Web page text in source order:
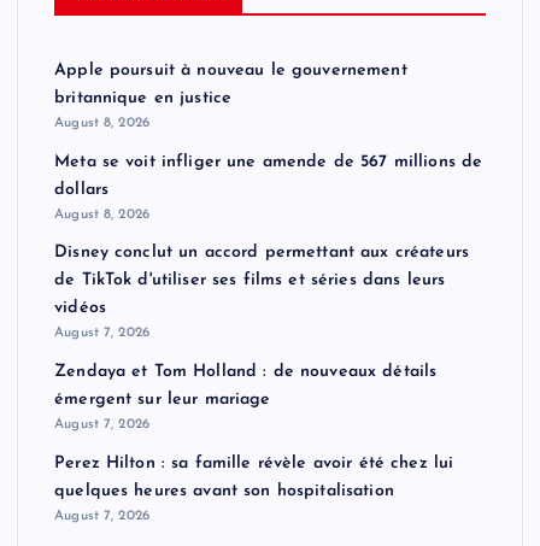
Apple poursuit à nouveau le gouvernement
britannique en justice
August 8, 2026
Meta se voit infliger une amende de 567 millions de
dollars
August 8, 2026
Disney conclut un accord permettant aux créateurs
de TikTok d'utiliser ses films et séries dans leurs
vidéos
August 7, 2026
Zendaya et Tom Holland : de nouveaux détails
émergent sur leur mariage
August 7, 2026
Perez Hilton : sa famille révèle avoir été chez lui
quelques heures avant son hospitalisation
August 7, 2026